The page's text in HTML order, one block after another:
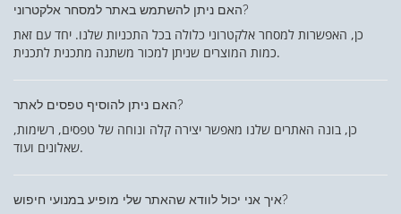
האם ניתן להשתמש באתר למסחר אלקטרוני?
כן, האפשרות למסחר אלקטרוני כלולה בכל התכניות שלנו. יחד עם זאת
כמות המוצרים שניתן למכור משתנה מתכנית לתכנית.
האם ניתן להוסיף טפסים לאתר?
כן, בונה האתרים שלנו מאפשר יצירה קלה ונוחה של טפסים, רשימות,
שאלונים ועוד.
איך אני יכול לוודא שהאתר שלי מופיע במנועי חיפוש?